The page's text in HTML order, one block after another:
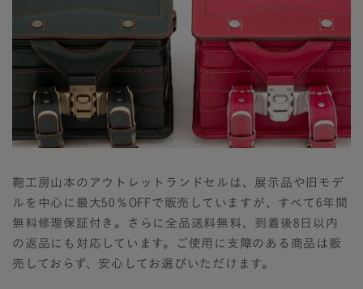
鞄工房山本のアウトレットランドセルは、展示品や旧モデ
ルを中心に最大50％OFFで販売していますが、すべて6年間
無料修理保証付き。さらに全品送料無料、到着後8日以内
の返品にも対応しています。ご使用に支障のある商品は販
売しておらず、安心してお選びいただけます。